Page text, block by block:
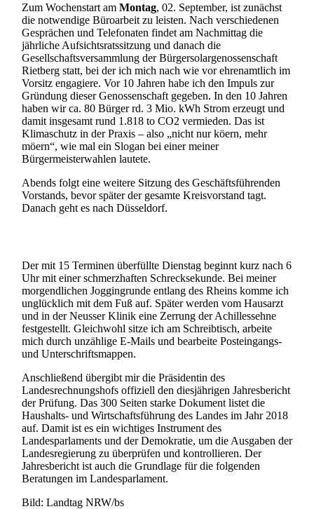
Zum Wochenstart am Montag, 02. September, ist zunächst
die notwendige Büroarbeit zu leisten. Nach verschiedenen
Gesprächen und Telefonaten findet am Nachmittag die
jährliche Aufsichtsratssitzung und danach die
Gesellschaftsversammlung der Bürgersolargenossenschaft
Rietberg statt, bei der ich mich nach wie vor ehrenamtlich im
Vorsitz engagiere. Vor 10 Jahren habe ich den Impuls zur
Gründung dieser Genossenschaft gegeben. In den 10 Jahren
haben wir ca. 80 Bürger rd. 3 Mio. kWh Strom erzeugt und
damit insgesamt rund 1.818 to CO2 vermieden. Das ist
Klimaschutz in der Praxis – also „nicht nur köern, mehr
möern“, wie mal ein Slogan bei einer meiner
Bürgermeisterwahlen lautete.
Abends folgt eine weitere Sitzung des Geschäftsführenden
Vorstands, bevor später der gesamte Kreisvorstand tagt.
Danach geht es nach Düsseldorf.
Der mit 15 Terminen überfüllte Dienstag beginnt kurz nach 6
Uhr mit einer schmerzhaften Schrecksekunde. Bei meiner
morgendlichen Joggingrunde entlang des Rheins komme ich
unglücklich mit dem Fuß auf. Später werden vom Hausarzt
und in der Neusser Klinik eine Zerrung der Achillessehne
festgestellt. Gleichwohl sitze ich am Schreibtisch, arbeite
mich durch unzählige E-Mails und bearbeite Posteingangs-
und Unterschriftsmappen.
Anschließend übergibt mir die Präsidentin des
Landesrechnungshofs offiziell den diesjährigen Jahresbericht
der Prüfung. Das 300 Seiten starke Dokument listet die
Haushalts- und Wirtschaftsführung des Landes im Jahr 2018
auf. Damit ist es ein wichtiges Instrument des
Landesparlaments und der Demokratie, um die Ausgaben der
Landesregierung zu überprüfen und kontrollieren. Der
Jahresbericht ist auch die Grundlage für die folgenden
Beratungen im Landesparlament.
Bild: Landtag NRW/bs